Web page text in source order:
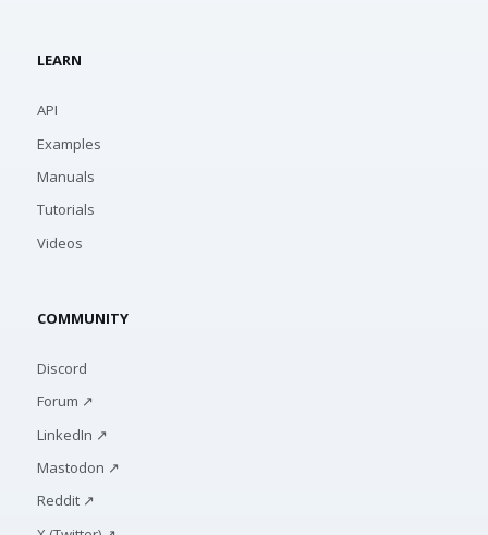
LEARN
API
Examples
Manuals
Tutorials
Videos
COMMUNITY
Discord
Forum ↗
LinkedIn ↗
Mastodon ↗
Reddit ↗